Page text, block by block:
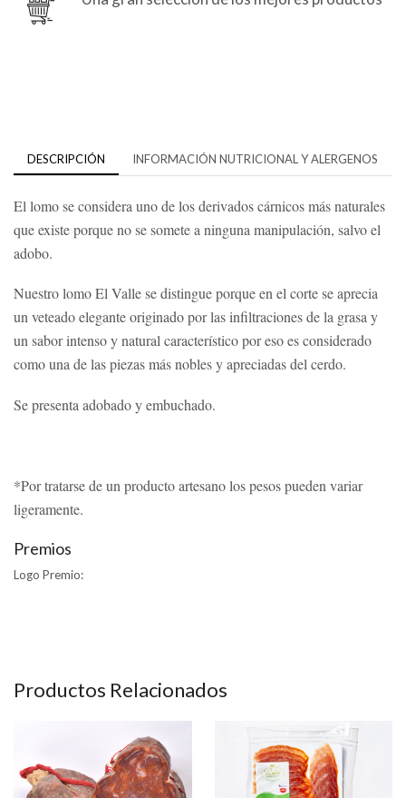
DESCRIPCIÓN INFORMACIÓN NUTRICIONAL Y ALERGENOS
El lomo se considera uno de los derivados cárnicos más naturales
que existe porque no se somete a ninguna manipulación, salvo el
adobo.
Nuestro lomo El Valle se distingue porque en el corte se aprecia
un veteado elegante originado por las infiltraciones de la grasa y
un sabor intenso y natural característico por eso es considerado
como una de las piezas más nobles y apreciadas del cerdo.
Se presenta adobado y embuchado.
*Por tratarse de un producto artesano los pesos pueden variar
ligeramente.
Premios
Logo Premio:
Productos Relacionados